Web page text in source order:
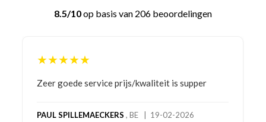
8.5/10op basis van 206 beoordelingen
★★★★★
Bestelling gedaan vanwege goede prijzen en
bestelling al ontvangen met gifts, waardoor je